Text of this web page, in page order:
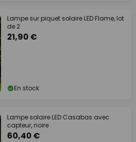
Lampe sur piquet solaire LED Flame, lot
de 2
21,90 €
En stock
Lampe solaire LED Casabas avec
capteur, noire
60,40 €